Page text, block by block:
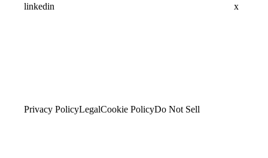
linkedin x
Privacy PolicyLegalCookie PolicyDo Not Sell